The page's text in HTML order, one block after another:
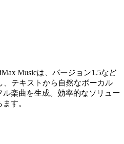
Musicは、バージョン1.5など
テキストから自然なボーカル
楽曲を生成。効率的なソリュー
す。